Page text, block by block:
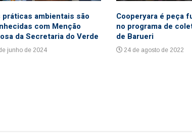
práticas ambientais são
com Menção
da Secretaria do Verde
junho de 2024
Cooperyara é peça
no programa de
de Barueri
24 de agosto de 2022